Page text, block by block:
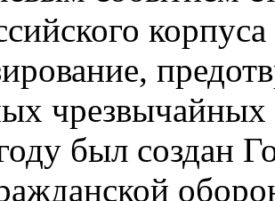
чрезвычайных
был создан